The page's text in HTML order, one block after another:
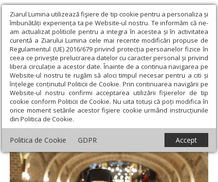
Ziarul Lumina utilizează fişiere de tip cookie pentru a personaliza și
îmbunătăți experiența ta pe Website-ul nostru. Te informăm că ne-
am actualizat politicile pentru a integra în acestea și în activitatea
curentă a Ziarului Lumina cele mai recente modificări propuse de
Regulamentul (UE) 2016/679 privind protecția persoanelor fizice în
ceea ce privește prelucrarea datelor cu caracter personal și privind
libera circulație a acestor date. Înainte de a continua navigarea pe
Website-ul nostru te rugăm să aloci timpul necesar pentru a citi și
înțelege conținutul Politicii de Cookie. Prin continuarea navigării pe
Website-ul nostru confirmi acceptarea utilizării fişierelor de tip
cookie conform Politicii de Cookie. Nu uita totuși că poți modifica în
orice moment setările acestor fişiere cookie urmând instrucțiunile
din Politica de Cookie.
Politica de Cookie GDPR Accept
Ziarul Lumina › Actualitate religioasă › Știri › Slujiri arhiereşti la
Catedrala Episcopală din Baia Mare
Slujiri arhiereşti la Catedrala Episcopală din
Baia Mare